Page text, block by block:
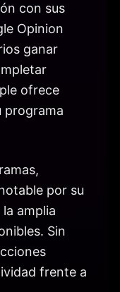
con sus
Opinion
ganar
ofrece
programa
por su
amplia
Sin
frente a